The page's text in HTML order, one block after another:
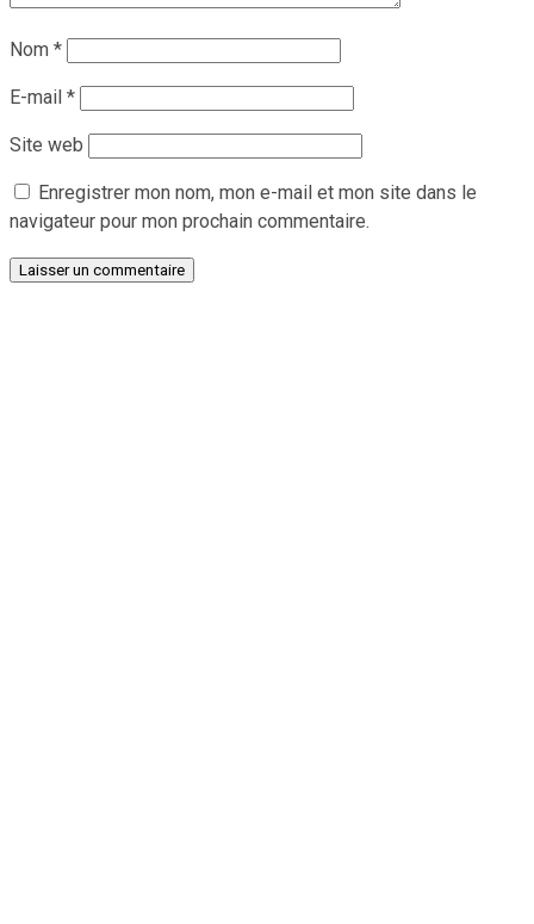
Nom *
E-mail *
Site web
Enregistrer mon nom, mon e-mail et mon site dans le
navigateur pour mon prochain commentaire.